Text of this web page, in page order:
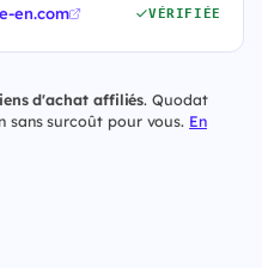
en.com VÉRIFIÉE
d'achat affiliés. Quodat
sans surcoût pour vous. En